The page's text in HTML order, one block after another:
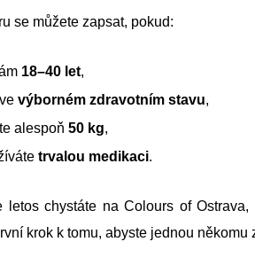
se můžete zapsat, pokud:
18–40 let,
výborném zdravotním stavu,
alespoň 50 kg,
trvalou medikaci.
letos chystáte na Colours of
krok k tomu, abyste jednou někomu